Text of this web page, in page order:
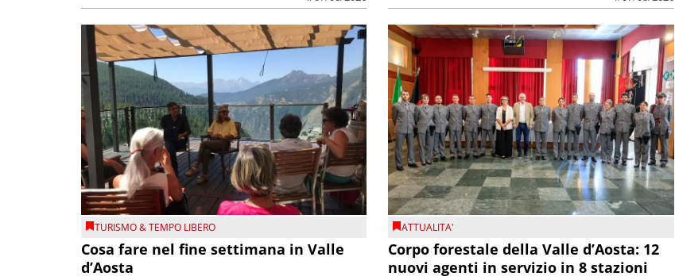
TURISMO & TEMPO LIBERO
Cosa fare nel fine settimana in Valle
d’Aosta
ATTUALITA'
Corpo forestale della Valle d’Aosta: 12
nuovi agenti in servizio in 8 stazioni